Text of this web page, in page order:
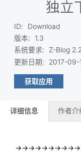
独立
ID:
Download
版本:
1.3
系统要求:
Z-Blog
更新日期: 2017-09-
获取应用
详细信息 作者介